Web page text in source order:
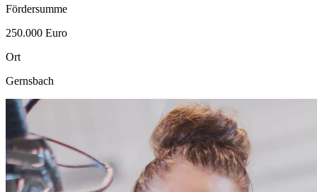
Fördersumme
250.000 Euro
Ort
Gernsbach